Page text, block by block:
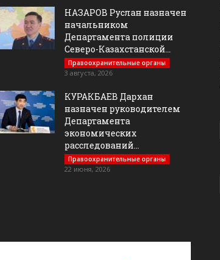
НАЗАРОВ Руслан назначен
начальником
Департамента полиции
Северо-Казахстанской...
Правоохранительные органы
3 августа, 2026
КУРАКБАЕВ Дархан
назначен руководителем
Департамента
экономических
расследований...
Правоохранительные органы
22 июня, 2026